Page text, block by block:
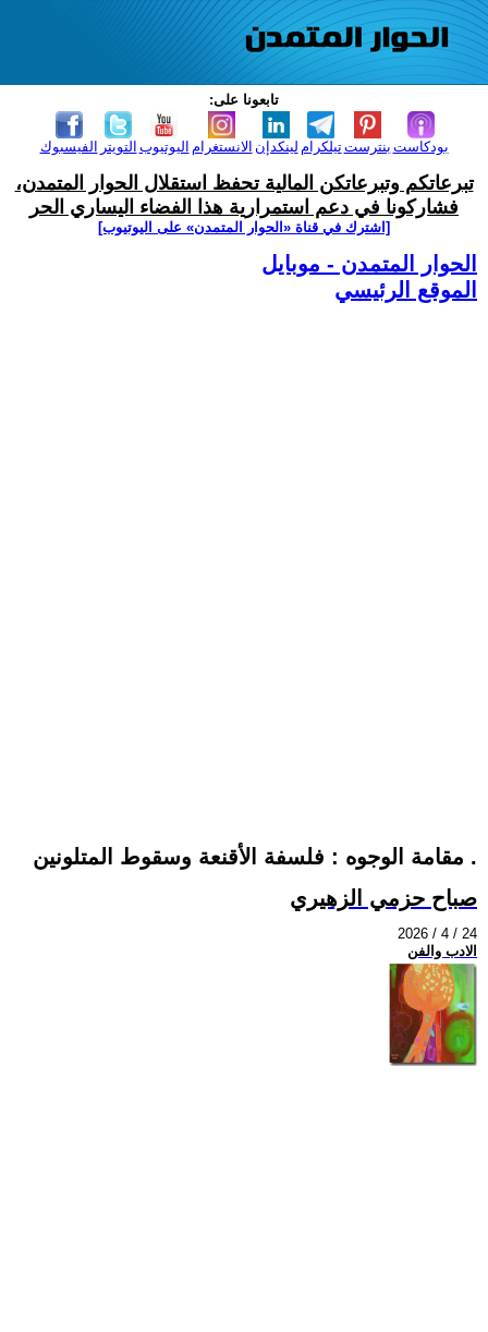
تابعونا على:
الفيسبوك التويتر اليوتيوب الانستغرام لينكدإن تيلكرامبنترست بودكاست
تبرعاتكم وتبرعاتكن المالية تحفظ استقلال الحوار المتمدن،
فشاركونا في دعم استمرارية هذا الفضاء اليساري الحر
[اشترك في قناة ‫«الحوار المتمدن» على اليوتيوب]
الحوار المتمدن - موبايل
الموقع الرئيسي
مقامة الوجوه : فلسفة الأقنعة وسقوط المتلونين .
صباح حزمي الزهيري
2026 / 4 / 24
الادب والفن